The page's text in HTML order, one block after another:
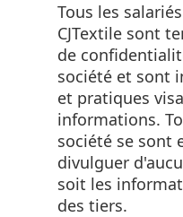
Tous les
CJTextile sont
de
société et sont
et pratiques
informations.
société se sont
divulguer
soit les
des tiers.